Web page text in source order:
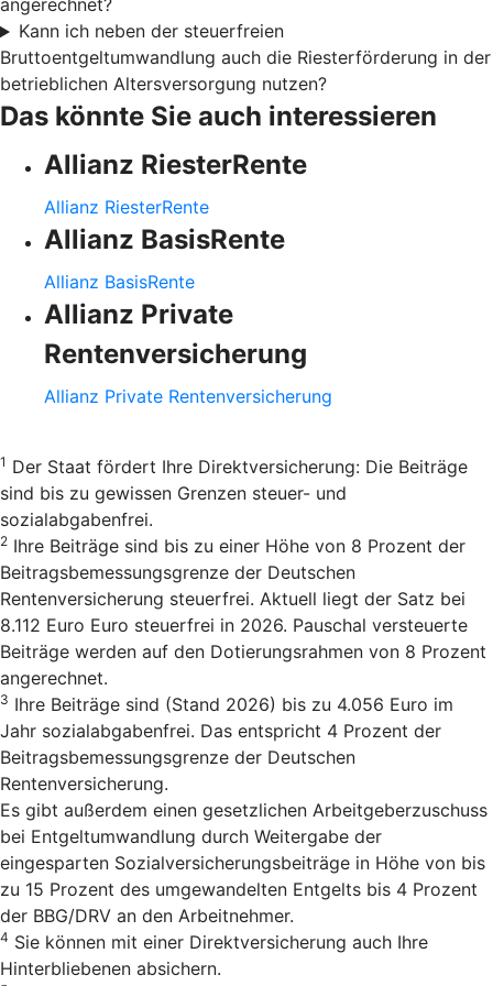
angerechnet?
Kann ich neben der steuerfreien
Bruttoentgeltumwandlung auch die Riesterförderung in der
betrieblichen Altersversorgung nutzen?
Das könnte Sie auch interessieren
Allianz RiesterRente
Allianz RiesterRente
Allianz BasisRente
Allianz BasisRente
Allianz Private
Rentenversicherung
Allianz Private Rentenversicherung
1 Der Staat fördert Ihre Direktversicherung: Die Beiträge
sind bis zu gewissen Grenzen steuer- und
sozialabgabenfrei.
2 Ihre Beiträge sind bis zu einer Höhe von 8 Prozent der
Beitragsbemessungsgrenze der Deutschen
Rentenversicherung steuerfrei. Aktuell liegt der Satz bei
8.112 Euro Euro steuerfrei in 2026. Pauschal versteuerte
Beiträge werden auf den Dotierungsrahmen von 8 Prozent
angerechnet.
3 Ihre Beiträge sind (Stand 2026) bis zu 4.056 Euro im
Jahr sozialabgabenfrei. Das entspricht 4 Prozent der
Beitragsbemessungsgrenze der Deutschen
Rentenversicherung.
Es gibt außerdem einen gesetzlichen Arbeitgeberzuschuss
bei Entgeltumwandlung durch Weitergabe der
eingesparten Sozialversicherungsbeiträge in Höhe von bis
zu 15 Prozent des umgewandelten Entgelts bis 4 Prozent
der BBG/DRV an den Arbeitnehmer.
4 Sie können mit einer Direktversicherung auch Ihre
Hinterbliebenen absichern.